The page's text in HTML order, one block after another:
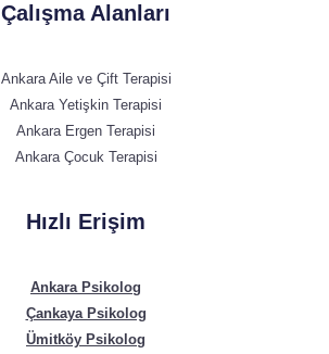
Çalışma Alanları
Ankara Aile ve Çift Terapisi
Ankara Yetişkin Terapisi
Ankara Ergen Terapisi
Ankara Çocuk Terapisi
Hızlı Erişim
Ankara Psikolog
Çankaya Psikolog
Ümitköy Psikolog